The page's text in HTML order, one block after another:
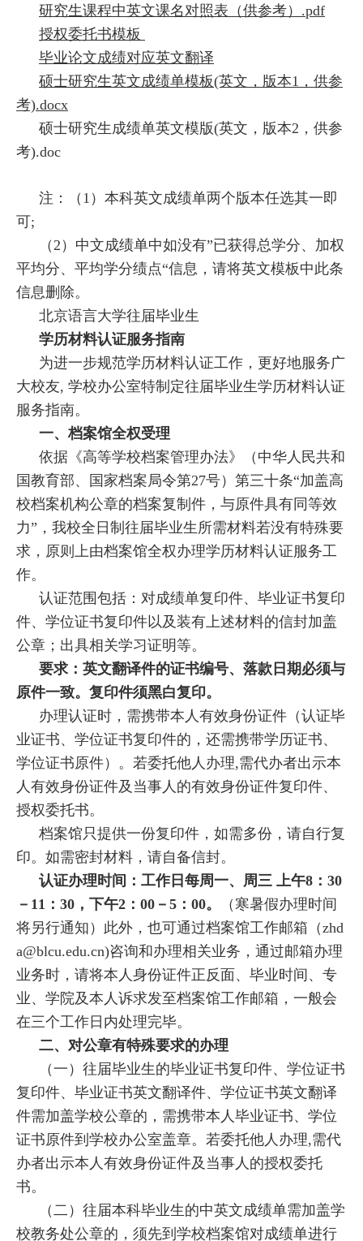
研究生课程中英文课名对照表（供参考）.pdf
授权委托书模板
毕业论文成绩对应英文翻译
硕士研究生英文成绩单模板(英文，版本1，供参
考).docx
硕士研究生成绩单英文模版(英文，版本2，供参
考).doc
注：（1）本科英文成绩单两个版本任选其一即
可;
（2）中文成绩单中如没有”已获得总学分、加权
平均分、平均学分绩点“信息，请将英文模板中此条
信息删除。
北京语言大学往届毕业生
学历材料认证服务指南
为进一步规范学历材料认证工作，更好地服务广
大校友, 学校办公室特制定往届毕业生学历材料认证
服务指南。
一、档案馆全权受理
依据《高等学校档案管理办法》（中华人民共和
国教育部、国家档案局令第27号）第三十条“加盖高
校档案机构公章的档案复制件，与原件具有同等效
力”，我校全日制往届毕业生所需材料若没有特殊要
求，原则上由档案馆全权办理学历材料认证服务工
作。
认证范围包括：对成绩单复印件、毕业证书复印
件、学位证书复印件以及装有上述材料的信封加盖
公章；出具相关学习证明等。
要求：英文翻译件的证书编号、落款日期必须与
原件一致。复印件须黑白复印。
办理认证时，需携带本人有效身份证件（认证毕
业证书、学位证书复印件的，还需携带学历证书、
学位证书原件）。若委托他人办理,需代办者出示本
人有效身份证件及当事人的有效身份证件复印件、
授权委托书。
档案馆只提供一份复印件，如需多份，请自行复
印。如需密封材料，请自备信封。
认证办理时间：工作日每周一、周三 上午8：30
－11：30，下午2：00－5：00。
（寒暑假办理时间
将另行通知）此外，也可通过档案馆工作邮箱（zhd
a@blcu.edu.cn)咨询和办理相关业务，通过邮箱办理
业务时，请将本人身份证件正反面、毕业时间、专
业、学院及本人诉求发至档案馆工作邮箱，一般会
在三个工作日内处理完毕。
二、对公章有特殊要求的办理
（一）往届毕业生的毕业证书复印件、学位证书
复印件、毕业证书英文翻译件、学位证书英文翻译
件需加盖学校公章的，需携带本人毕业证书、学位
证书原件到学校办公室盖章。若委托他人办理,需代
办者出示本人有效身份证件及当事人的授权委托
书。
（二）往届本科毕业生的中英文成绩单需加盖学
校教务处公章的，须先到学校档案馆对成绩单进行